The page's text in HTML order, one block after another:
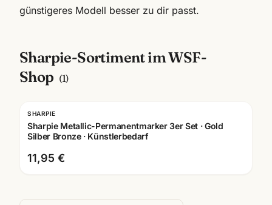
günstigeres Modell besser zu dir passt.
Sharpie-Sortiment im WSF-
Shop (1)
SHARPIE
Sharpie Metallic-Permanentmarker 3er Set · Gold
Silber Bronze · Künstlerbedarf
11,95 €